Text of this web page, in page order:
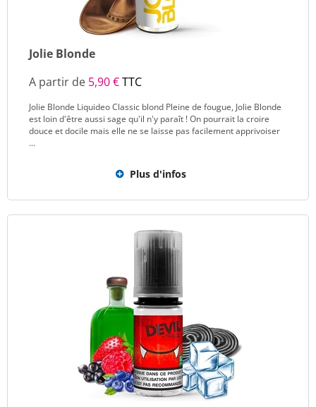
Jolie Blonde
A partir de 5,90 €TTC
Jolie Blonde Liquideo Classic blond Pleine de fougue, Jolie Blonde
est loin d'être aussi sage qu'il n'y paraît ! On pourrait la croire
douce et docile mais elle ne se laisse pas facilement apprivoiser
...
Plus d'infos